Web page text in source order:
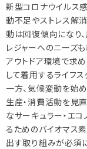
新型コロナウイルス
動不足やストレス解
動は回復傾向になり
レジャーへのニーズ
アウトドア環境で求
して着用するライフス
一方、気候変動を始
生産・消費活動を見
なサーキュラー・エ
るためのバイオマス
出す取り組みが必須